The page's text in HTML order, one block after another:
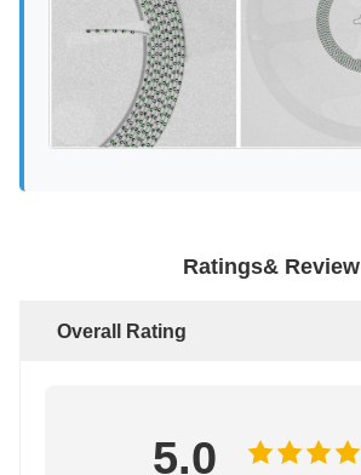
Ratings& Review
Overall Rating
5.0